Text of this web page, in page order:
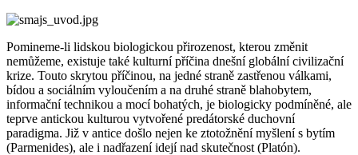
Pomineme-li lidskou biologickou přirozenost, kterou změnit
nemůžeme, existuje také kulturní příčina dnešní globální civilizační
krize. Touto skrytou příčinou, na jedné straně zastřenou válkami,
bídou a sociálním vyloučením a na druhé straně blahobytem,
informační technikou a mocí bohatých, je biologicky podmíněné, ale
teprve antickou kulturou vytvořené predátorské duchovní
paradigma. Již v antice došlo nejen ke ztotožnění myšlení s bytím
(Parmenides), ale i nadřazení idejí nad skutečnost (Platón).